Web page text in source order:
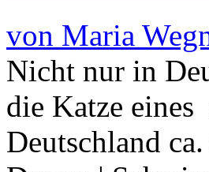
von Maria
Nicht nur in
die Katze
Deutschland